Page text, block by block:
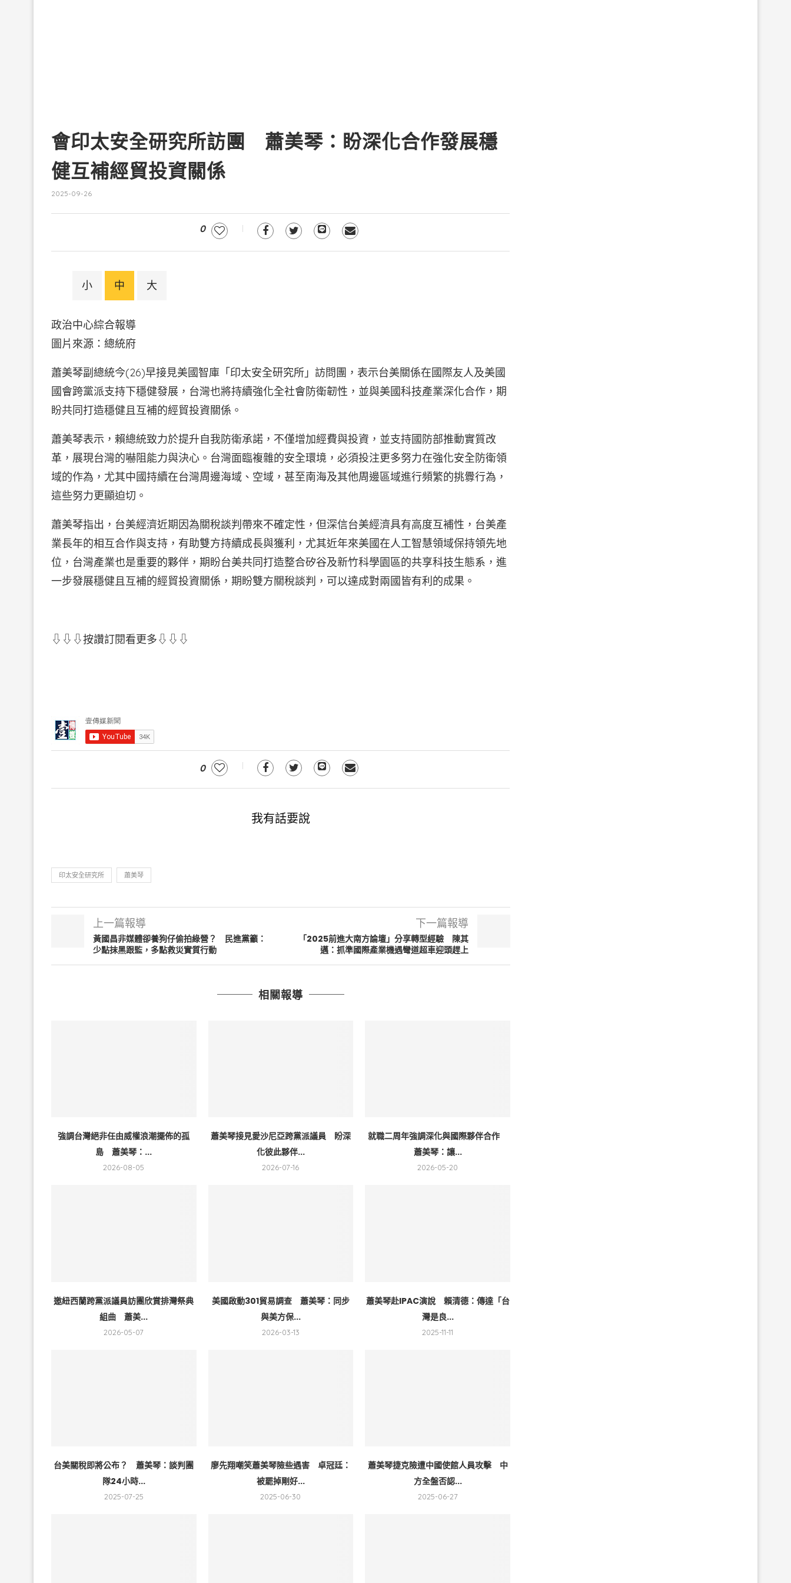
會印太安全研究所訪團 蕭美琴：盼深化合作發展穩
健互補經貿投資關係
2025-09-26
0
小 中 大
政治中心綜合報導
圖片來源：總統府
蕭美琴副總統今(26)早接見美國智庫「印太安全研究所」訪問團，表示台美關係在國際友人及美國
國會跨黨派支持下穩健發展，台灣也將持續強化全社會防衛韌性，並與美國科技產業深化合作，期
盼共同打造穩健且互補的經貿投資關係。
蕭美琴表示，賴總統致力於提升自我防衛承諾，不僅增加經費與投資，並支持國防部推動實質改
革，展現台灣的嚇阻能力與決心。台灣面臨複雜的安全環境，必須投注更多努力在強化安全防衛領
域的作為，尤其中國持續在台灣周邊海域、空域，甚至南海及其他周邊區域進行頻繁的挑釁行為，
這些努力更顯迫切。
蕭美琴指出，台美經濟近期因為關稅談判帶來不確定性，但深信台美經濟具有高度互補性，台美產
業長年的相互合作與支持，有助雙方持續成長與獲利，尤其近年來美國在人工智慧領域保持領先地
位，台灣產業也是重要的夥伴，期盼台美共同打造整合矽谷及新竹科學園區的共享科技生態系，進
一步發展穩健且互補的經貿投資關係，期盼雙方關稅談判，可以達成對兩國皆有利的成果。
⇩⇩⇩按讚訂閱看更多⇩⇩⇩
0
我有話要說
印太安全研究所 蕭美琴
上一篇報導
黃國昌非媒體卻養狗仔偷拍綠營？ 民進黨籲：
少點抹黑跟監，多點救災實質行動
下一篇報導
「2025前進大南方論壇」分享轉型經驗 陳其
邁：抓準國際產業機遇彎道超車迎頭趕上
相關報導
強調台灣絕非任由威權浪潮擺佈的孤
島 蕭美琴：...
2026-08-05
蕭美琴接見愛沙尼亞跨黨派議員 盼深
化彼此夥伴...
2026-07-16
就職二周年強調深化與國際夥伴合作
蕭美琴：讓...
2026-05-20
邀紐西蘭跨黨派議員訪團欣賞排灣祭典
組曲 蕭美...
2026-05-07
美國啟動301貿易調查 蕭美琴：同步
與美方保...
2026-03-13
蕭美琴赴IPAC演說 賴清德：傳達「台
灣是良...
2025-11-11
台美關稅即將公布？ 蕭美琴：談判團
隊24小時...
2025-07-25
廖先翔嘲笑蕭美琴險些遇害 卓冠廷：
被罷掉剛好...
2025-06-30
蕭美琴捷克險遭中國使館人員攻擊 中
方全盤否認...
2025-06-27